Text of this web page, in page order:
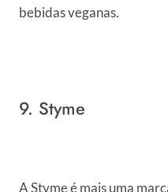
bebidas veganas.
9. Styme
A Styme é mais uma